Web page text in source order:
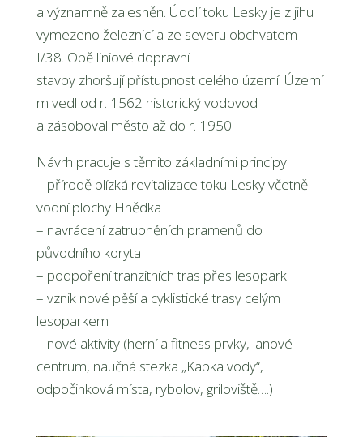
a významně zalesněn. Údolí toku Lesky je z jihu
vymezeno železnicí a ze severu obchvatem
I/38. Obě liniové dopravní
stavby zhoršují přístupnost celého území. Území
m vedl od r. 1562 historický vodovod
a zásoboval město až do r. 1950.
Návrh pracuje s těmito základními principy:
– přírodě blízká revitalizace toku Lesky včetně
vodní plochy Hnědka
– navrácení zatrubněních pramenů do
původního koryta
– podpoření tranzitních tras přes lesopark
– vznik nové pěší a cyklistické trasy celým
lesoparkem
– nové aktivity (herní a fitness prvky, lanové
centrum, naučná stezka „Kapka vody“,
odpočinková místa, rybolov, griloviště….)